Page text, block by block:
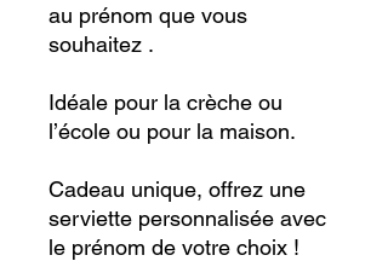
au prénom que vous
souhaitez .
Idéale pour la crèche ou
l’école ou pour la maison.
Cadeau unique, offrez une
serviette personnalisée avec
le prénom de votre choix !